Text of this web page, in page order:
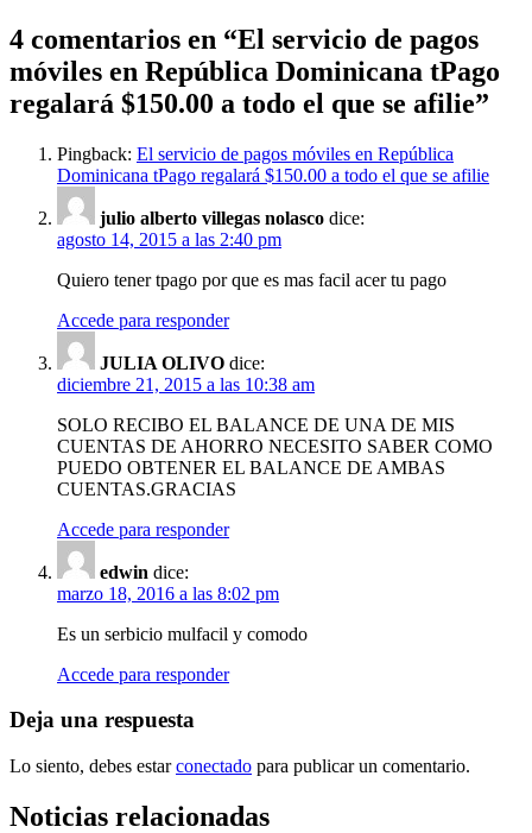
4 comentarios en “El servicio de pagos
móviles en República Dominicana tPago
regalará $150.00 a todo el que se afilie”
Pingback: El servicio de pagos móviles en República
Dominicana tPago regalará $150.00 a todo el que se afilie
julio alberto villegas nolasco dice:
agosto 14, 2015 a las 2:40 pm
Quiero tener tpago por que es mas facil acer tu pago
Accede para responder
JULIA OLIVO dice:
diciembre 21, 2015 a las 10:38 am
SOLO RECIBO EL BALANCE DE UNA DE MIS
CUENTAS DE AHORRO NECESITO SABER COMO
PUEDO OBTENER EL BALANCE DE AMBAS
CUENTAS.GRACIAS
Accede para responder
edwin dice:
marzo 18, 2016 a las 8:02 pm
Es un serbicio mulfacil y comodo
Accede para responder
Deja una respuesta
Lo siento, debes estarconectado para publicar un comentario.
Noticias relacionadas